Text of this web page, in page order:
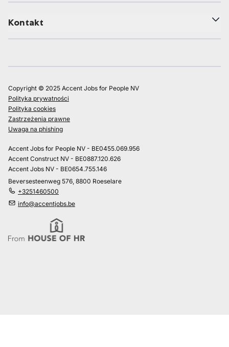
Kontakt
Copyright © 2025 Accent Jobs for People NV
Polityka prywatności
Polityka cookies
Zastrzeżenia prawne
Uwaga na phishing
Accent Jobs for People NV - BE0455.069.956
Accent Construct NV - BE0887.120.626
Accent Jobs NV - BE0654.755.146
Beversesteenweg 576, 8800 Roeselare
+3251460500
info@accentjobs.be